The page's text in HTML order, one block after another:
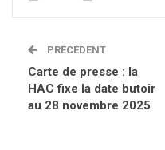
PRÉCÉDENT
Carte de presse : la
HAC fixe la date butoir
au 28 novembre 2025